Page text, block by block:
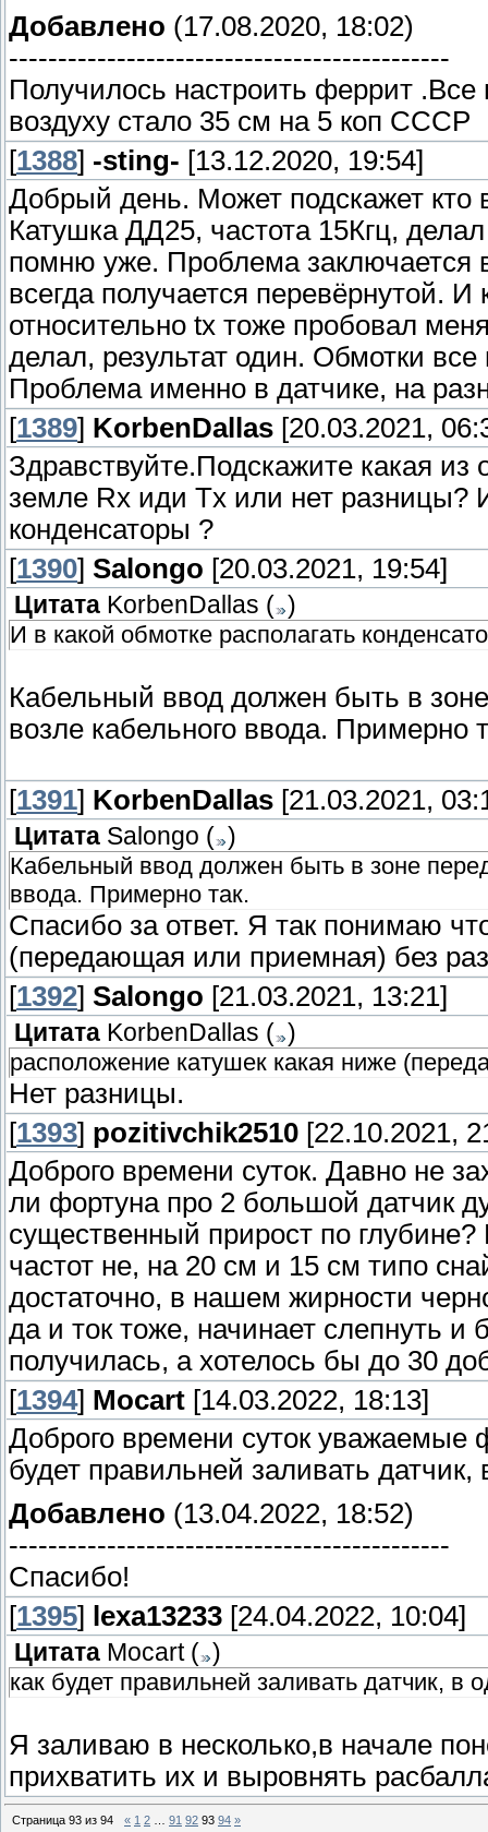
Добавлено (17.08.2020, 18:02)
---------------------------------------------
Получилось настроить феррит .Все
воздуху стало 35 см на 5 коп СССР
[1388] -sting- [13.12.2020, 19:54]
Добрый день. Может подскажет
Катушка ДД25, частота 15Кгц,
помню уже. Проблема заключается
всегда получается перевёрнутой.
относительно tx тоже пробовал
делал, результат один. Обмотки
Проблема именно в датчике, на
[1389] KorbenDallas [20.03.2021,
Здравствуйте.Подскажите какая
земле Rx иди Tx или нет разницы?
конденсаторы ?
[1390] Salongo [20.03.2021, 19:54]
Цитата KorbenDallas ( )
И в какой обмотке располагать
Кабельный ввод должен быть в
возле кабельного ввода. Примерно
[1391] KorbenDallas [21.03.2021,
Цитата Salongo ( )
Кабельный ввод должен быть в зоне
ввода. Примерно так.
Спасибо за ответ. Я так понимаю
(передающая или приемная) без
[1392] Salongo [21.03.2021, 13:21]
Цитата KorbenDallas ( )
расположение катушек какая ниже
Нет разницы.
[1393] pozitivchik2510 [22.10.2021,
Доброго времени суток. Давно не
ли фортуна про 2 большой датчик
существенный прирост по
частот не, на 20 см и 15 см типо
достаточно, в нашем жирности
да и ток тоже, начинает слепнуть и
получилась, а хотелось бы до 30
[1394] Mocart [14.03.2022, 18:13]
Доброго времени суток уважаемые
будет правильней заливать
Добавлено (13.04.2022, 18:52)
---------------------------------------------
Спасибо!
[1395] lexa13233 [24.04.2022, 10:04]
Цитата Mocart( )
как будет правильней заливать датчик, в
Я заливаю в несколько,в начале
прихватить их и выровнять
Страница 93 из 94 « 1 2 91 92 93 94 »